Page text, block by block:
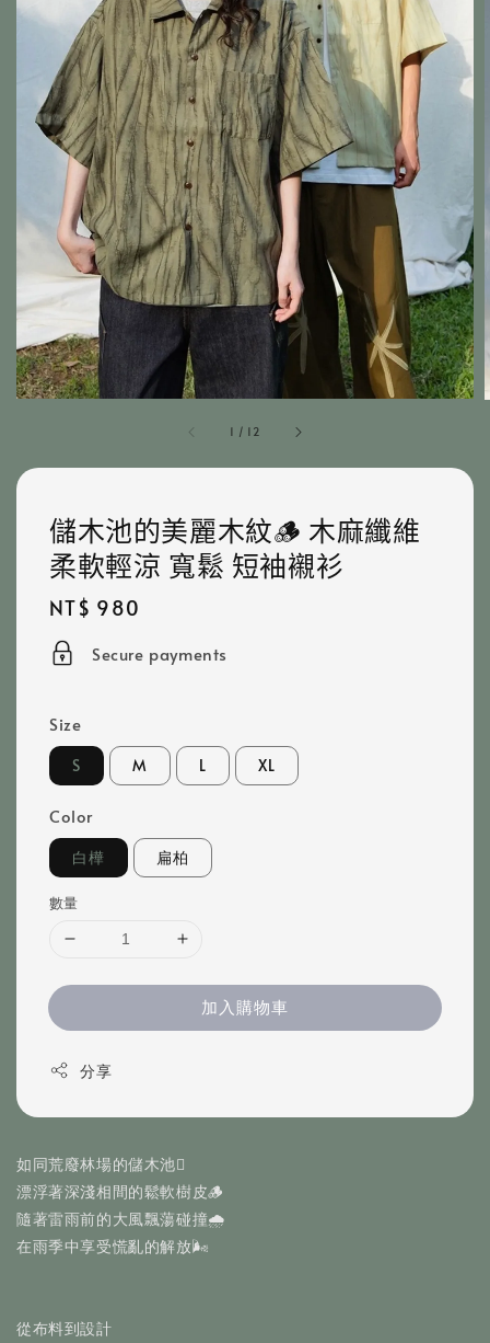
1 / 12
儲木池的美麗木紋🪵 木麻纖維
柔軟輕涼 寬鬆 短袖襯衫
Regular
price
NT$ 980
Secure payments
Size
S M L XL
Color
白樺 扁柏
數量
加入購物車
分享
如同荒廢林場的儲木池🪾
漂浮著深淺相間的鬆軟樹皮🪵
隨著雷雨前的大風飄蕩碰撞🌧️
在雨季中享受慌亂的解放🌬️
從布料到設計